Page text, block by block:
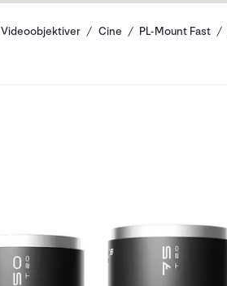
Videoobjektiver Cine PL-Mount Fast